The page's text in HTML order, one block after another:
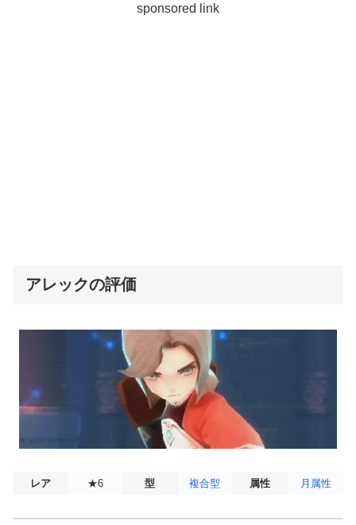
sponsored link
アレックの評価
レア ★6 型 複合型 属性 月属性